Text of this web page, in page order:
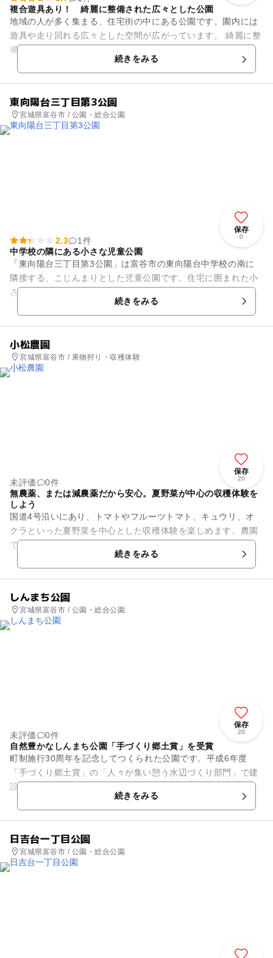
複合遊具あり！ 綺麗に整備された広々とした公園
地域の人が多く集まる、住宅街の中にある公園です。園内には
遊具や走り回れる広々とした空間が広がっています。 綺麗に整
備された公園は柵で囲まれており、小さいお子さんの飛び出し
続きをみる
東向陽台三丁目第3公園
宮城県富谷市 / 公園・総合公園
保存
0
2.3
1件
中学校の隣にある小さな児童公園
「東向陽台三丁目第3公園」は富谷市の東向陽台中学校の南に
隣接する、こじんまりとした児童公園です。住宅に囲まれた小
さな公園は、地域の子ども達の憩いの場として親しまれていま
続きをみる
小松農園
宮城県富谷市 / 果物狩り・収穫体験
保存
20
未評価
0件
無農薬、または減農薬だから安心。夏野菜が中心の収穫体験を
しよう
国道4号沿いにあり、トマトやフルーツトマト、キュウリ、オ
クラといった夏野菜を中心とした収穫体験を楽しめます。農園
で育てている野菜は、農薬や化学肥料に極力頼らないから安心
で安全。収穫体験を通じて、...続きをみる
しんまち公園
宮城県富谷市 / 公園・総合公園
保存
20
未評価
0件
自然豊かなしんまち公園「手づくり郷土賞」を受賞
町制施行30周年を記念してつくられた公園です。平成6年度
「手づくり郷土賞」の「人々が集い憩う水辺づくり部門」で建
設大臣から表彰を受けています。 池の周りに緑あふれる遊歩道
続きをみる
日吉台一丁目公園
宮城県富谷市 / 公園・総合公園